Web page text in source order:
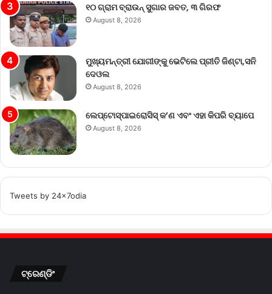
୧୦ ଗ୍ରାମ ବ୍ରାଉନ୍ ସୁଗାର ଜବତ, ୩ ଗିରଫ
August 8, 2026
ମୁଖ୍ୟମନ୍ତ୍ରୀ ଯୋଗୀଙ୍କୁ ଭେଟିଲେ ପ୍ରୀତି ଜିଣ୍ଟା,ସନି
ଦେଓଲ
August 8, 2026
ଲେପ୍ଟୋସ୍ପାଇରୋସିସ୍ କ’ଣ ଏବଂ ଏହା କିପରି ବ୍ୟାପେ
August 8, 2026
Tweets by 24x7odia
ଟ୍ରେଣ୍ଡିଂ